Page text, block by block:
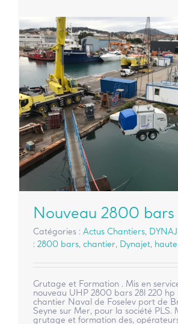
Nouveau 2800
Catégories : Actus Chantiers,
: 2800 bars, chantier, Dynajet,
Grutage et Formation . Mis en
nouveau UHP 2800 bars 28l 220 hp
chantier Naval de Foselev port de
Seyne sur Mer, pour la société PLS.
grutage et formation des,